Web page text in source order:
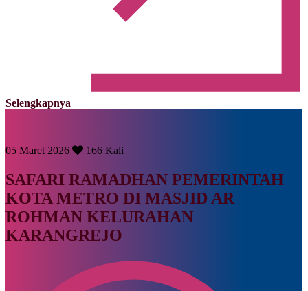
Selengkapnya
05 Maret 2026 166 Kali
SAFARI RAMADHAN PEMERINTAH
KOTA METRO DI MASJID AR
ROHMAN KELURAHAN
KARANGREJO